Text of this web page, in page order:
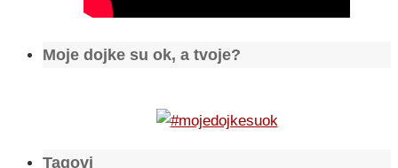
Moje dojke su ok, a tvoje?
Tagovi